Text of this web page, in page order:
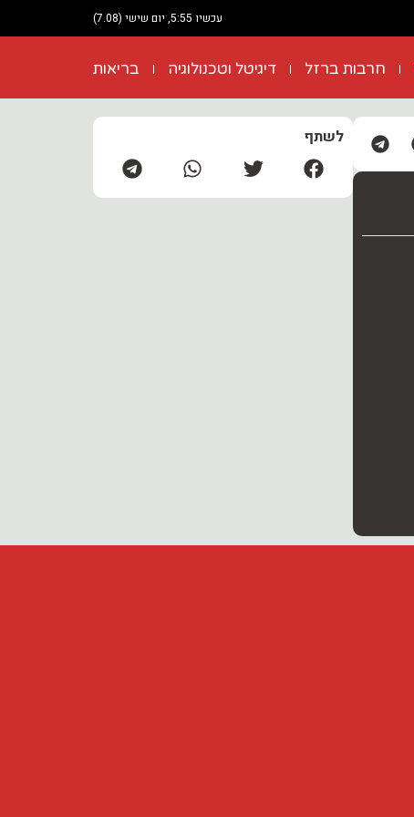
עכשיו 5:55, יום שישי (7.08)
חרבות ברזל דיגיטל וטכנולוגיה בריאות
לשתף